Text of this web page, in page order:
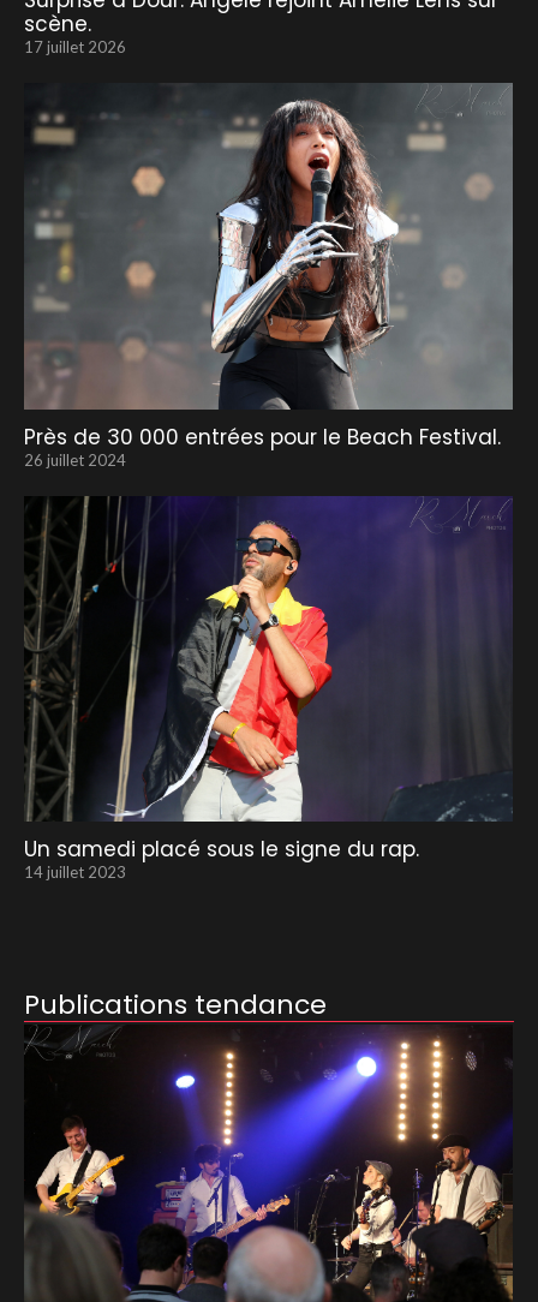
scène.
17 juillet 2026
Près de 30 000 entrées pour le Beach Festival.
26 juillet 2024
Un samedi placé sous le signe du rap.
14 juillet 2023
Publications tendance